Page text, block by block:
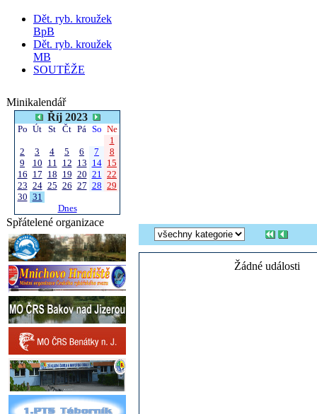
Dět. ryb. kroužek
BpB
Dět. ryb. kroužek
MB
SOUTĚŽE
Minikalendář
Říj 2023
Po Út St Čt Pá So Ne
1
2
3 4 5 6 7
8
9
10 11 12 13 14 15
16 17 18 19 20 21 22
23 24 25 26 27 28 29
30 31
Dnes
Spřátelené organizace
Žádné události